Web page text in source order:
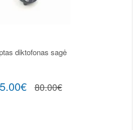
diktofonas sagė
80.00€